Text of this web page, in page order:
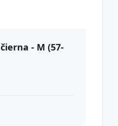
- M (57-